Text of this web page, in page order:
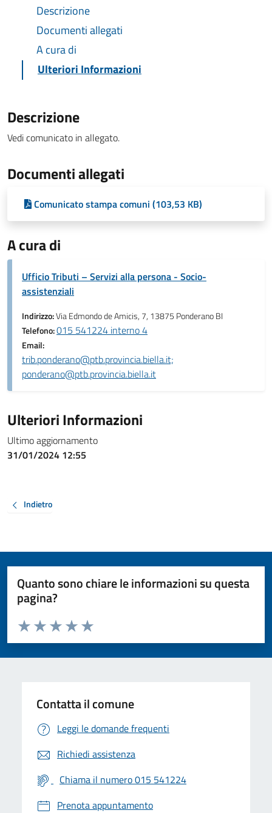
Descrizione
Documenti allegati
A cura di
Ulteriori Informazioni
Descrizione
Vedi comunicato in allegato.
Documenti allegati
Comunicato stampa comuni (103,53 KB)
A cura di
Ufficio Tributi – Servizi alla persona - Socio-
assistenziali
Indirizzo:Via Edmondo de Amicis, 7, 13875 Ponderano BI
Telefono:015 541224 interno 4
Email:
trib.ponderano@ptb.provincia.biella.it;
ponderano@ptb.provincia.biella.it
Ulteriori Informazioni
Ultimo aggiornamento
31/01/2024 12:55
Indietro
Quanto sono chiare le informazioni su questa
pagina?
Valuta da 1 a 5 stelle la pagina
Valuta 5 stelle su 5
Valuta 4 stelle su 5
Valuta 3 stelle su 5
Valuta 2 stelle su 5
Valuta 1 stelle su 5
Contatta il comune
Leggi le domande frequenti
Richiedi assistenza
Chiama il numero 015 541224
Prenota appuntamento